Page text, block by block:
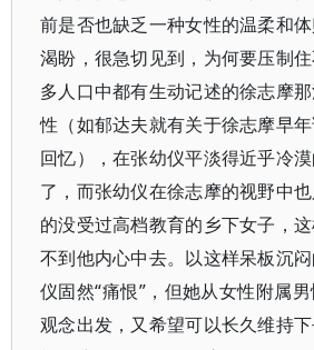
前是否也缺乏一种女性的温柔和
渴盼，很急切见到，为何要压制
多人口中都有生动记述的徐志摩
性（如郁达夫就有关于徐志摩早
回忆），在张幼仪平淡得近乎冷
了，而张幼仪在徐志摩的视野中
的没受过高档教育的乡下女子，
不到他内心中去。以这样呆板沉
仪固然“痛恨”，但她从女性附属
观念出发，又希望可以长久维持